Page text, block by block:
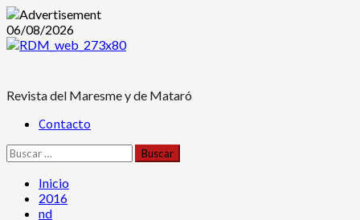
Saltar
al
06/08/2026
Revista del Maresme y de Mataró
Menú Contacto
Buscar:
Inicio
2016
nd